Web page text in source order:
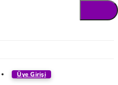
Üye Girişi